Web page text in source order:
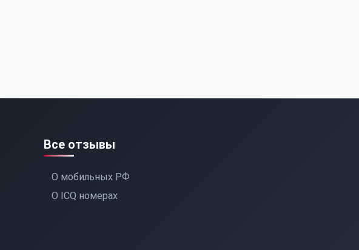
Все отзывы
О мобильных РФ
О ICQ номерах